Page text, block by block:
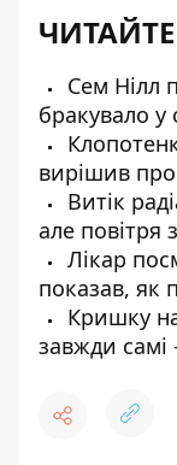
Сем Нілл
бракувало у
вирішив
Витік
але повітря
Лікар
показав, як
Кришку
завжди самі